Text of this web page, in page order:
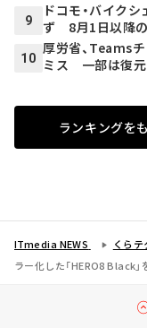
9
ドコモ・バイク
ず 8月1日以降の
10
厚労省、Teams
ミス 一部は復
ランキングを
ITmedia NEWS くらテ
ラー化した「HERO8 Black